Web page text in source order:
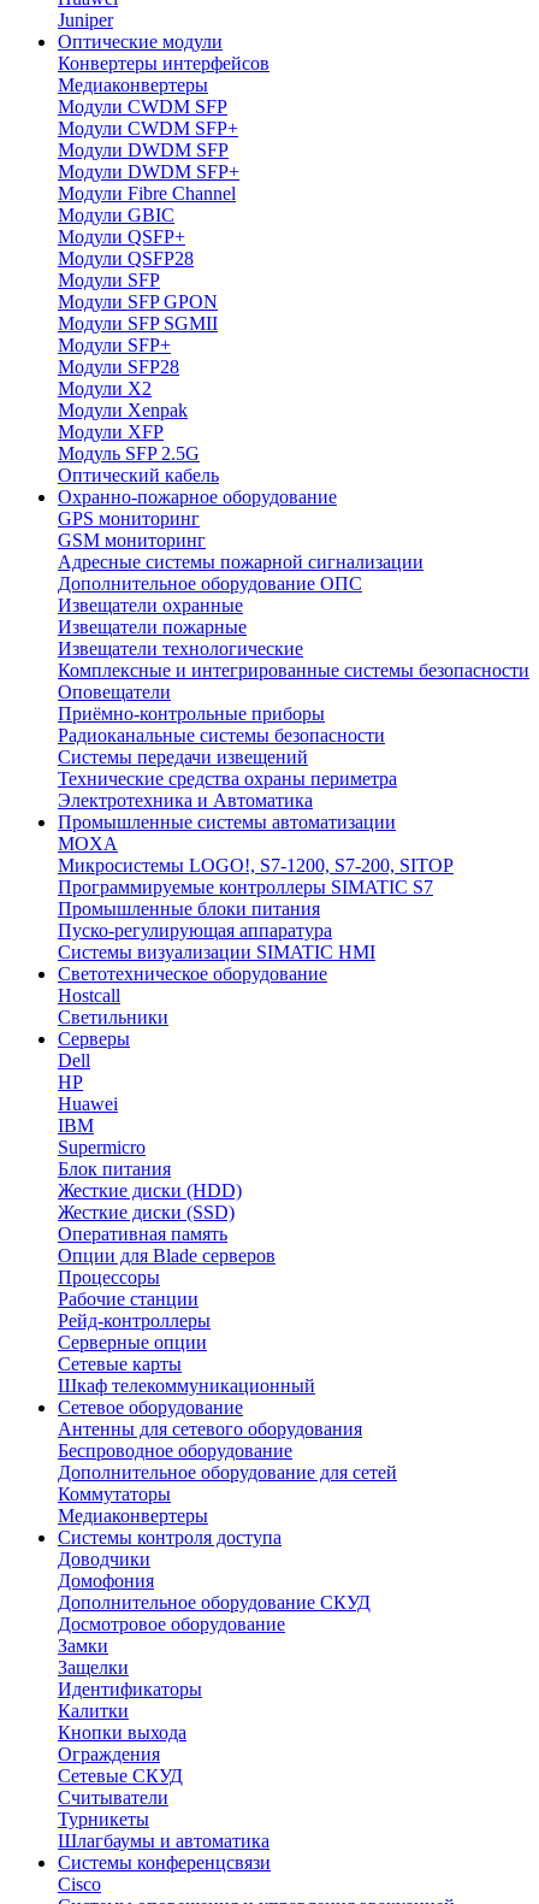
Juniper
Оптические модули
Конвертеры интерфейсов
Медиаконвертеры
Модули CWDM SFP
Модули CWDM SFP+
Модули DWDM SFP
Модули DWDM SFP+
Модули Fibre Channel
Модули GBIC
Модули QSFP+
Модули QSFP28
Модули SFP
Модули SFP GPON
Модули SFP SGMII
Модули SFP+
Модули SFP28
Модули X2
Модули Xenpak
Модули XFP
Модуль SFP 2.5G
Оптический кабель
Охранно-пожарное оборудование
GPS мониторинг
GSM мониторинг
Адресные системы пожарной сигнализации
Дополнительное оборудование ОПС
Извещатели охранные
Извещатели пожарные
Извещатели технологические
Комплексные и интегрированные системы безопасноcти
Оповещатели
Приёмно-контрольные приборы
Радиоканальные системы безопасности
Системы передачи извещений
Технические средства охраны периметра
Электротехника и Автоматика
Промышленные системы автоматизации
MOXA
Микросистемы LOGO!, S7-1200, S7-200, SITOP
Программируемые контроллеры SIMATIC S7
Промышленные блоки питания
Пуско-регулирующая аппаратура
Системы визуализации SIMATIC HMI
Светотехническое оборудование
Hostcall
Светильники
Серверы
Dell
HP
Huawei
IBM
Supermicro
Блок питания
Жесткие диски (HDD)
Жесткие диски (SSD)
Оперативная память
Опции для Blade серверов
Процессоры
Рабочие станции
Рейд-контроллеры
Серверные опции
Сетевые карты
Шкаф телекоммуникационный
Сетевое оборудование
Антенны для сетевого оборудования
Беспроводное оборудование
Дополнительное оборудование для сетей
Коммутаторы
Медиаконвертеры
Системы контроля доступа
Доводчики
Домофония
Дополнительное оборудование СКУД
Досмотровое оборудование
Замки
Защелки
Идентификаторы
Калитки
Кнопки выхода
Ограждения
Сетевые СКУД
Считыватели
Турникеты
Шлагбаумы и автоматика
Системы конференцсвязи
Cisco